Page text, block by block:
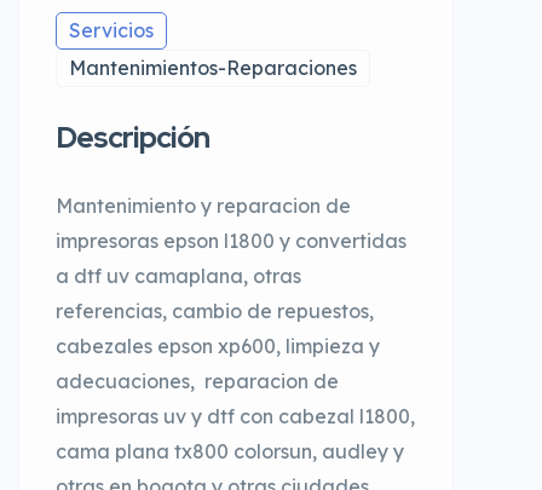
Servicios
Mantenimientos-Reparaciones
Descripción
Mantenimiento y reparacion de
impresoras epson l1800 y convertidas
a dtf uv camaplana, otras
referencias, cambio de repuestos,
cabezales epson xp600, limpieza y
adecuaciones, reparacion de
impresoras uv y dtf con cabezal l1800,
cama plana tx800 colorsun, audley y